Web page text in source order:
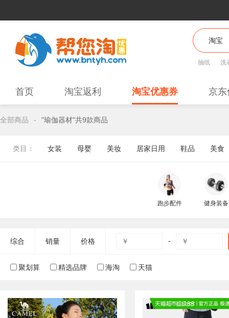
抽纸 洗
首页 淘宝返利 淘宝优惠券 京东
全部商品 - "瑜伽器材"共9款商品
类目： 女装 母婴 美妆 居家日用 鞋品 美食
跑步配件 健身装备
综合 销量 价格 -
聚划算 精选品牌 海淘 天猫